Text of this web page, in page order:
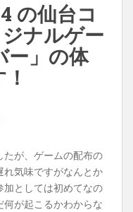
の仙台コ
ナルゲー
ー」の体
たが、ゲームの配布の
気味ですがなんとか
加としては初めてなの
が起こるかわからな